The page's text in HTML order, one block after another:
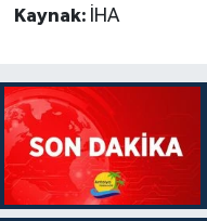
Kaynak: İHA